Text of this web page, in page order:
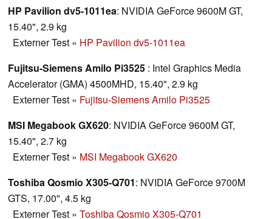
HP Pavilion dv5-1011ea: NVIDIA GeForce 9600M GT,
15.40", 2.9 kg
Externer Test » HP Pavilion dv5-1011ea
Fujitsu-Siemens Amilo Pi3525 : Intel Graphics Media
Accelerator (GMA) 4500MHD, 15.40", 2.9 kg
Externer Test » Fujitsu-Siemens Amilo Pi3525
MSI Megabook GX620: NVIDIA GeForce 9600M GT,
15.40", 2.7 kg
Externer Test » MSI Megabook GX620
Toshiba Qosmio X305-Q701: NVIDIA GeForce 9700M
GTS, 17.00", 4.5 kg
Externer Test » Toshiba Qosmio X305-Q701